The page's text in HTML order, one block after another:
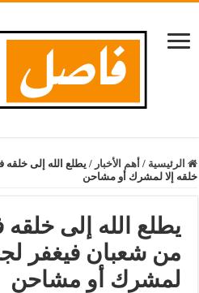
الرئيسية / أهم الأخبار / يطلع الله إلى
خلقه إلا لمشرك أو مشاحن
يطلع الله إلى
من شعبان فيغفر
لمشرك أو مشاحن